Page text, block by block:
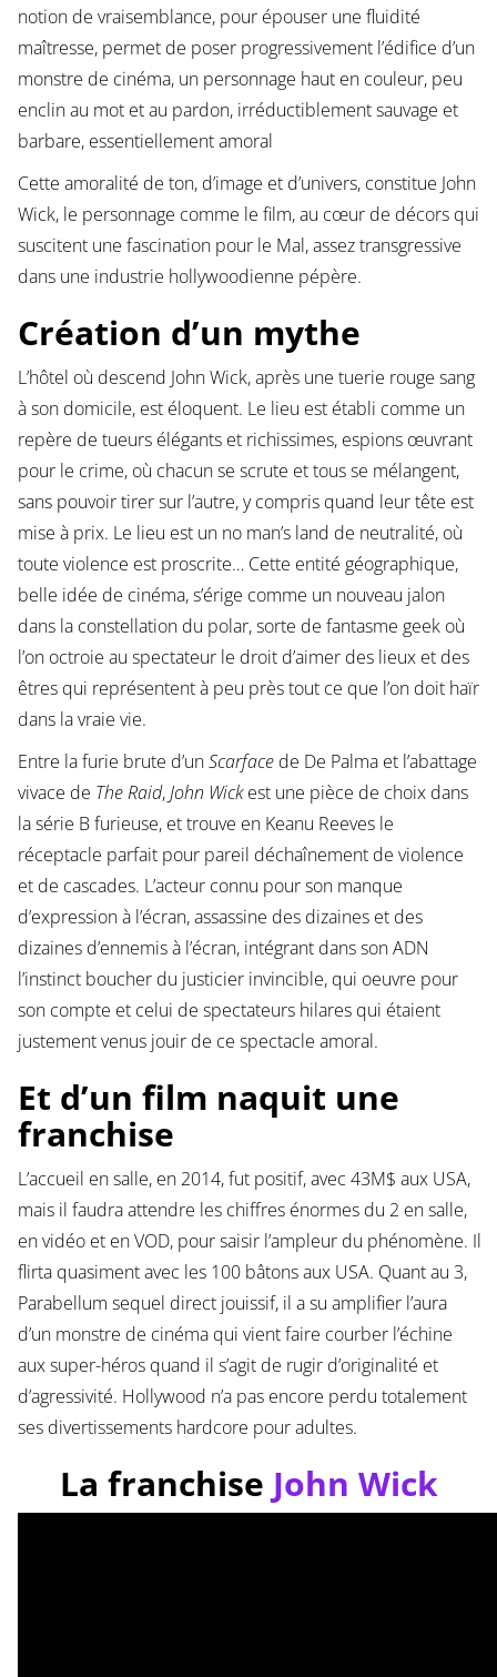
notion de vraisemblance, pour épouser une fluidité
maîtresse, permet de poser progressivement l’édifice d’un
monstre de cinéma, un personnage haut en couleur, peu
enclin au mot et au pardon, irréductiblement sauvage et
barbare, essentiellement amoral
Cette amoralité de ton, d’image et d’univers, constitue John
Wick, le personnage comme le film, au cœur de décors qui
suscitent une fascination pour le Mal, assez transgressive
dans une industrie hollywoodienne pépère.
Création d’un mythe
L’hôtel où descend John Wick, après une tuerie rouge sang
à son domicile, est éloquent. Le lieu est établi comme un
repère de tueurs élégants et richissimes, espions œuvrant
pour le crime, où chacun se scrute et tous se mélangent,
sans pouvoir tirer sur l’autre, y compris quand leur tête est
mise à prix. Le lieu est un no man’s land de neutralité, où
toute violence est proscrite… Cette entité géographique,
belle idée de cinéma, s’érige comme un nouveau jalon
dans la constellation du polar, sorte de fantasme geek où
l’on octroie au spectateur le droit d’aimer des lieux et des
êtres qui représentent à peu près tout ce que l’on doit haïr
dans la vraie vie.
Entre la furie brute d’unScarfacede De Palma et l’abattage
vivace de The Raid,John Wickest une pièce de choix dans
la série B furieuse, et trouve en Keanu Reeves le
réceptacle parfait pour pareil déchaînement de violence
et de cascades. L’acteur connu pour son manque
d’expression à l’écran, assassine des dizaines et des
dizaines d’ennemis à l’écran, intégrant dans son ADN
l’instinct boucher du justicier invincible, qui oeuvre pour
son compte et celui de spectateurs hilares qui étaient
justement venus jouir de ce spectacle amoral.
Et d’un film naquit une
franchise
L’accueil en salle, en 2014, fut positif, avec 43M$ aux USA,
mais il faudra attendre les chiffres énormes du 2 en salle,
en vidéo et en VOD, pour saisir l’ampleur du phénomène. Il
flirta quasiment avec les 100 bâtons aux USA. Quant au 3,
Parabellum sequel direct jouissif, il a su amplifier l’aura
d’un monstre de cinéma qui vient faire courber l’échine
aux super-héros quand il s’agit de rugir d’originalité et
d’agressivité. Hollywood n’a pas encore perdu totalement
ses divertissements hardcore pour adultes.
La franchise John Wick